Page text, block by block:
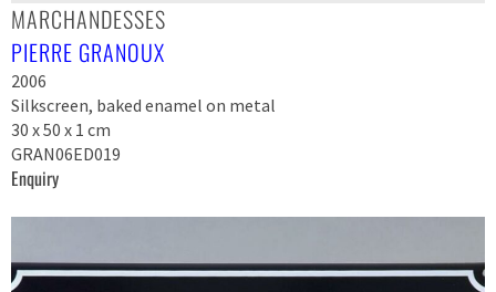
MARCHANDESSES
PIERRE GRANOUX
2006
Silkscreen, baked enamel on metal
30 x 50 x 1 cm
GRAN06ED019
Enquiry